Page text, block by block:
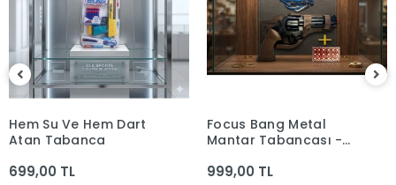
Hem Su Ve Hem Dart
Atan Tabanca
699,00 TL
Focus Bang Metal
Mantar Tabancası -
999,00 TL